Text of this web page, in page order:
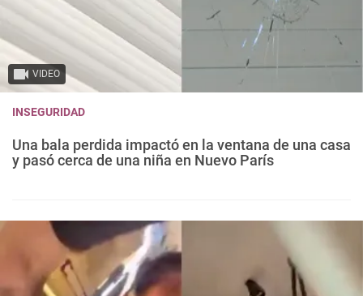
VIDEO
INSEGURIDAD
Una bala perdida impactó en la ventana de una casa
y pasó cerca de una niña en Nuevo París